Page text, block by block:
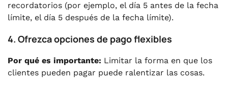
recordatorios (por ejemplo, el día 5 antes de la fecha
límite, el día 5 después de la fecha límite).
4. Ofrezca opciones de pago flexibles
Por qué es importante: Limitar la forma en que los
clientes pueden pagar puede ralentizar las cosas.